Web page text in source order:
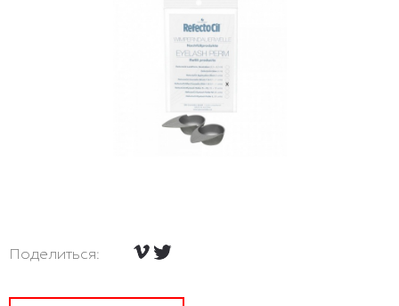
Поделиться: